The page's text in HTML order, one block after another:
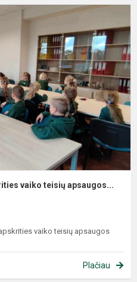
vaiko teisių apsaugos...
vaiko teisių apsaugos
Plačiau